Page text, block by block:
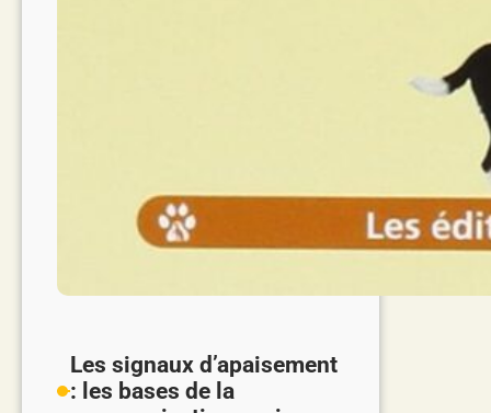
Les signaux d’apaisement
: les bases de la